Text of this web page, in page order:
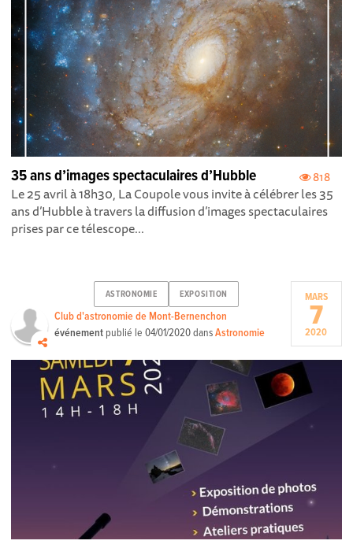
818
35 ans d’images spectaculaires d’Hubble
Le 25 avril à 18h30, La Coupole vous invite à célébrer les 35
ans d’Hubble à travers la diffusion d’images spectaculaires
prises par ce télescope...
ASTRONOMIE EXPOSITION
Club d'astronomie de Mont-Bernenchon
événement publié le04/01/2020dansAstronomie
MARS
7
2020